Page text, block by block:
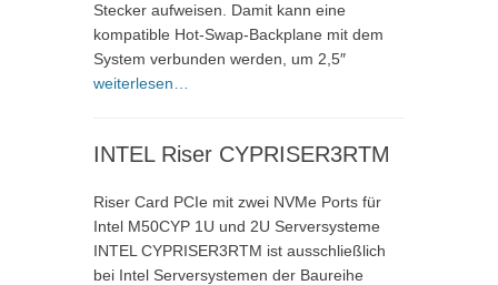
Stecker aufweisen. Damit kann eine
kompatible Hot-Swap-Backplane mit dem
System verbunden werden, um 2,5″
weiterlesen…
INTEL Riser CYPRISER3RTM
Riser Card PCIe mit zwei NVMe Ports für
Intel M50CYP 1U und 2U Serversysteme
INTEL CYPRISER3RTM ist ausschließlich
bei Intel Serversystemen der Baureihe